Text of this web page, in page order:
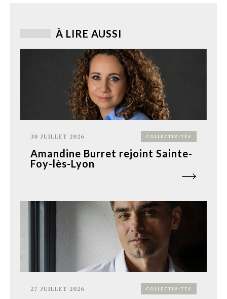
À LIRE AUSSI
30 JUILLET 2026 COLLECTIVITÉS
Amandine Burret rejoint Sainte-
Foy-lès-Lyon
27 JUILLET 2026 COLLECTIVITÉS